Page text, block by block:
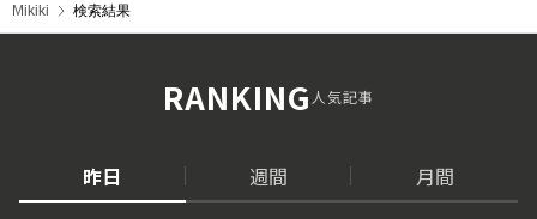
Mikiki 検索結果
RANKING人気記事
昨日 週間 月間